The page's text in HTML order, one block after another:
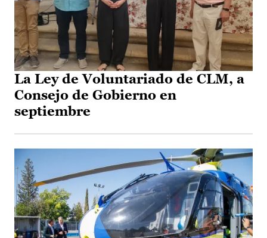
La Ley de Voluntariado de CLM, a
Consejo de Gobierno en
septiembre